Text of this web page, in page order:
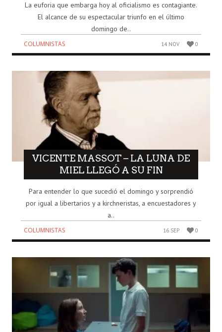
La euforia que embarga hoy al oficialismo es contagiante.
El alcance de su espectacular triunfo en el último
domingo de..
COLUMNISTAS 14 NOV 0
VICENTE MASSOT – LA LUNA DE
MIEL LLEGÓ A SU FIN
Para entender lo que sucedió el domingo y sorprendió
por igual a libertarios y a kirchneristas, a encuestadores y
a..
COLUMNISTAS 16 SEP 0